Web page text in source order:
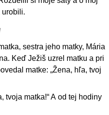
urobili.
sestra jeho matky, Mária
Keď Ježiš uzrel matku a pri
matke: „Žena, hľa, tvoj
tvoja matka!“ A od tej hodiny